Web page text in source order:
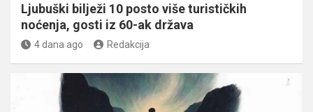
Ljubuški bilježi 10 posto više turističkih
noćenja, gosti iz 60-ak država
4 dana ago Redakcija